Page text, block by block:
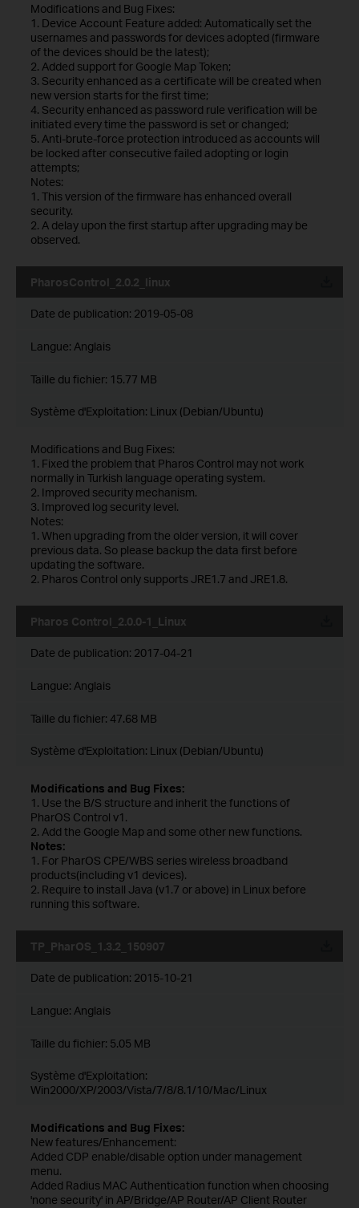
Modifications and Bug Fixes:
1. Device Account Feature added: Automatically set the
usernames and passwords for devices adopted (firmware
of the devices should be the latest);
2. Added support for Google Map Token;
3. Security enhanced as a certificate will be created when
new version starts for the first time;
4. Security enhanced as password rule verification will be
initiated every time the password is set or changed;
5. Anti-brute-force protection introduced as accounts will
be locked after consecutive failed adopting or login
attempts;
Notes:
1. This version of the firmware has enhanced overall
security.
2. A delay upon the first startup after upgrading may be
observed.
PharosControl_2.0.2_linux
Date de publication: 2019-05-08
Langue: Anglais
Taille du fichier: 15.77 MB
Système d'Exploitation: Linux (Debian/Ubuntu)
Modifications and Bug Fixes:
1. Fixed the problem that Pharos Control may not work
normally in Turkish language operating system.
2. Improved security mechanism.
3. Improved log security level.
Notes:
1. When upgrading from the older version, it will cover
previous data. So please backup the data first before
updating the software.
2. Pharos Control only supports JRE1.7 and JRE1.8.
Pharos Control_2.0.0-1_Linux
Date de publication: 2017-04-21
Langue: Anglais
Taille du fichier: 47.68 MB
Système d'Exploitation: Linux (Debian/Ubuntu)
Modifications and Bug Fixes:
1. Use the B/S structure and inherit the functions of
PharOS Control v1.
2. Add the Google Map and some other new functions.
Notes:
1. For PharOS CPE/WBS series wireless broadband
products(including v1 devices).
2. Require to install Java (v1.7 or above) in Linux before
running this software.
TP_PharOS_1.3.2_150907
Date de publication: 2015-10-21
Langue: Anglais
Taille du fichier: 5.05 MB
Système d'Exploitation:
Win2000/XP/2003/Vista/7/8/8.1/10/Mac/Linux
Modifications and Bug Fixes:
New features/Enhancement:
Added CDP enable/disable option under management
menu.
Added Radius MAC Authentication function when choosing
'none security' in AP/Bridge/AP Router/AP Client Router